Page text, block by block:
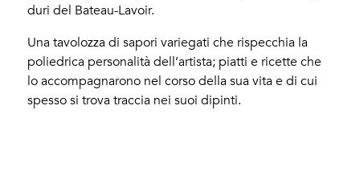
duri del Bateau-Lavoir.
Una tavolozza di sapori variegati che rispecchia la
poliedrica personalità dell’artista; piatti e ricette che
lo accompagnarono nel corso della sua vita e di cui
spesso si trova traccia nei suoi dipinti.